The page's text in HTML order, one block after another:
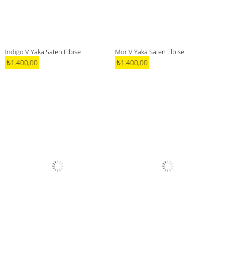
İndigo V Yaka Saten Elbise
₺1.400,00
Mor V Yaka Saten Elbise
₺1.400,00